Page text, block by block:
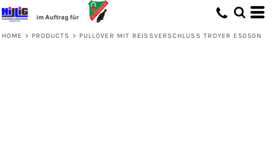
HOME > PRODUCTS > PULLOVER MIT REISSVERSCHLUSS TROYER E5050N